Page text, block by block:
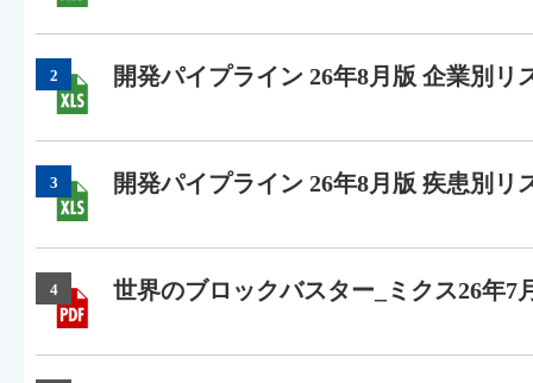
2 開発パイプライン 26年8月版 企業別リ
3 開発パイプライン 26年8月版 疾患別リ
4 世界のブロックバスター_ミクス26年7